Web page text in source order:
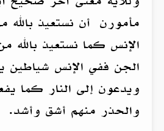
مأمورن أن نستعيذ
الإنس كما نستعيذ بالله
الجن ففي الإنس شياطين
ويدعون إلى النار كما
والحذر منهم أشق وأشد.